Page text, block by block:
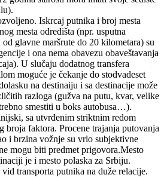
Iskrcaj putnika i broj mesta
mesta odredišta (npr. usputna
glavne maršrute do 20 kilometara) su
i ona nema obavezu obaveštavanja
U slučaju dodatnog transfera
moguće je čekanje do stodvadeset
na destinaiju i sa destinacije može
razloga (gužva na putu, kvar, velike
smestiti u boks autobusa…).
sa utvrđenim striktnim redom
broja faktora. Procene trajanja putovanja
i brzina vožnje su vrlo subjektivne
mogu biti predmet prigovora.Mesto
je i mesto polaska za Srbiju.
transporta putnika na duže relacije.